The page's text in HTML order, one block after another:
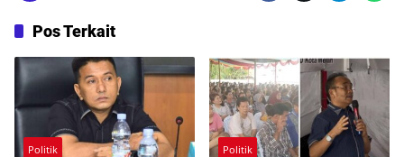
Pos Terkait
Politik Politik